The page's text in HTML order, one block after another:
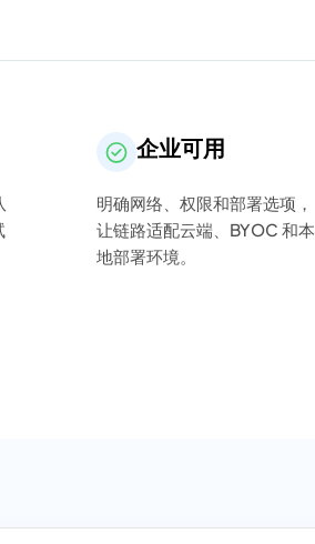
企业可用
明确网络、权限和部署选项，
让链路适配云端、BYOC 和本
地部署环境。